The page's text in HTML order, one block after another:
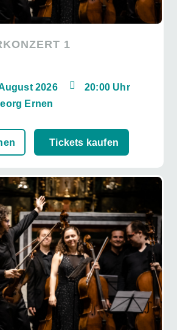
1
2026
20:00 Uhr
Ernen
Tickets kaufen